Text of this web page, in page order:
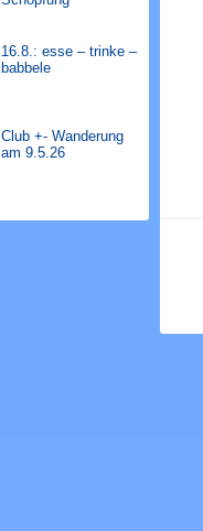
16.8.: esse – trinke –
babbele
Club +- Wanderung
am 9.5.26